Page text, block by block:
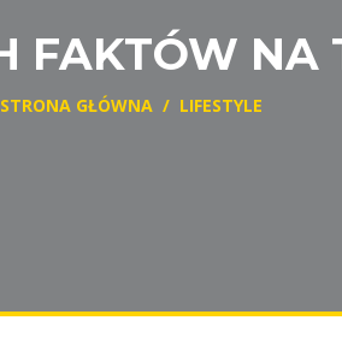
FAKTÓW
STRONA GŁÓWNA / LIFESTYLE